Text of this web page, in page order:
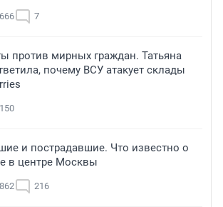
7
против мирных граждан. Татьяна
почему ВСУ атакует склады
и пострадавшие. Что известно о
в центре Москвы
216